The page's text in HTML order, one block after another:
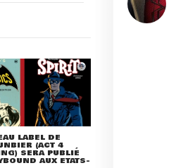
LABEL DE
(ACT 4
SERA PUBLIÉ
AUX ETATS-